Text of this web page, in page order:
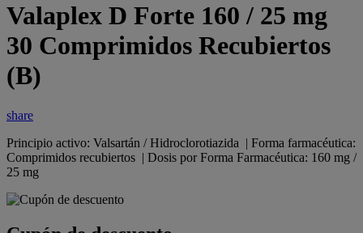
Valaplex D Forte 160 / 25 mg
30 Comprimidos Recubiertos
(B)
share
Principio activo: Valsartán / Hidroclorotiazida | Forma farmacéutica:
Comprimidos recubiertos | Dosis por Forma Farmacéutica: 160 mg /
25 mg